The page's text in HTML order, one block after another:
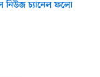
চ্যানেল ফলো